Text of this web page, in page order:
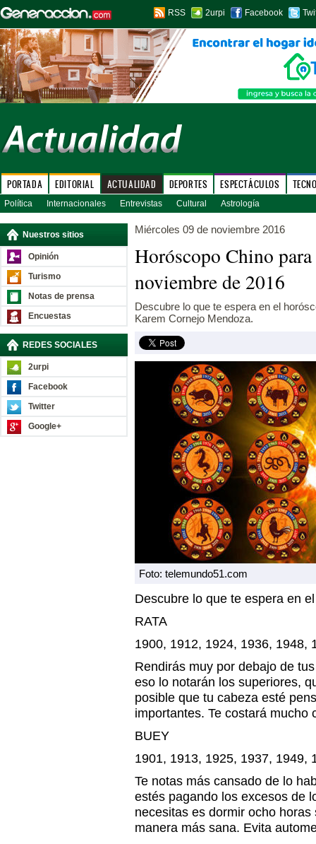
RSS 2urpi Facebook
PORTADA EDITORIAL ACTUALIDAD DEPORTES ESPECTÁCULOS
Política Internacionales Entrevistas Cultural Astrología
Nuestros sitios
Opinión
Turismo
Notas de prensa
Encuestas
REDES SOCIALES
2urpi
Facebook
Twitter
Google+
Miércoles 09 de noviembre 2016
Horóscopo Chino
noviembre de 2016
Descubre lo que te espera en el
Karem Cornejo Mendoza.
Foto: telemundo51.com
Descubre lo que te espera en
RATA
1900, 1912, 1924, 1936, 1948,
Rendirás muy por debajo de
eso lo notarán los superiores,
posible que tu cabeza esté
importantes. Te costará mucho
BUEY
1901, 1913, 1925, 1937, 1949,
Te notas más cansado de lo
estés pagando los excesos de
necesitas es dormir ocho
manera más sana. Evita